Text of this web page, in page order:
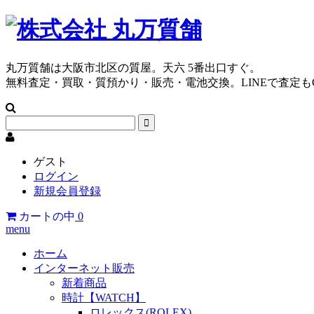
丸万質舗は大阪市北区の質屋。天六 5番出口すぐ。
無料査定・買取・質預かり・販売・電池交換。LINEで査定
ゲスト
ログイン
新規会員登録
カートの中 0
menu
ホーム
インターネット販売
新着商品
時計【WATCH】